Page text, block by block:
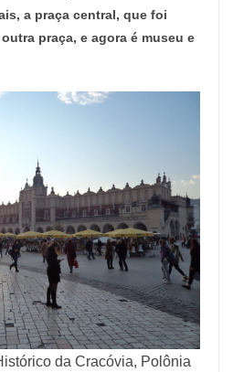
a praça central, que foi
praça, e agora é museu e
da Cracóvia, Polônia